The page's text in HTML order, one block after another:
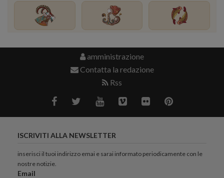
amministrazione
Contatta la redazione
Rss
ISCRIVITI ALLA NEWSLETTER
inserisci il tuoi indirizzo emai e sarai informato periodicamente con le
nostre notizie.
Email